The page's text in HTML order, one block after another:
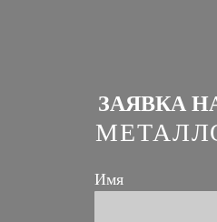
ЗАЯВКА
Имя